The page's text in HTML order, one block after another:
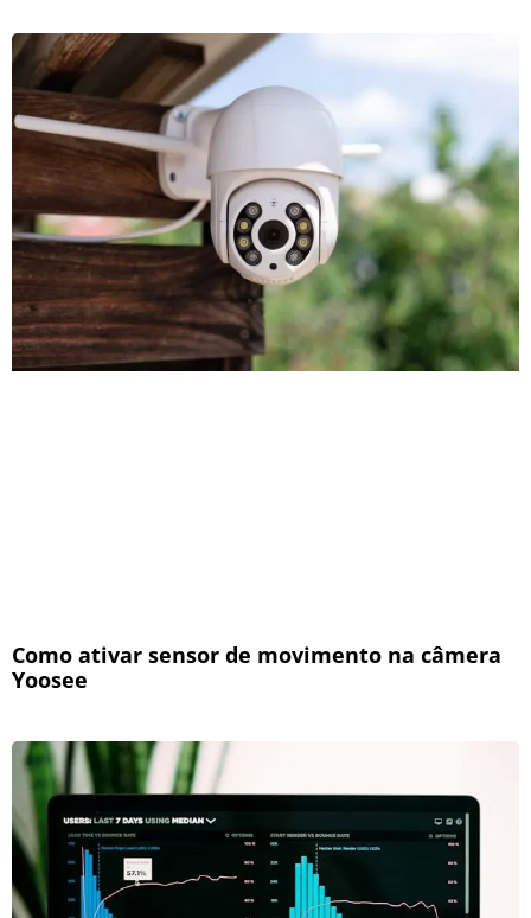
Como ativar sensor de movimento na câmera
Yoosee